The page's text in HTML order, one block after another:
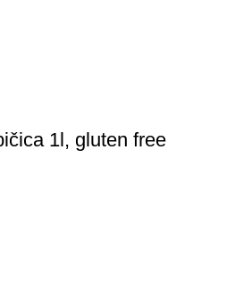
1l, gluten free